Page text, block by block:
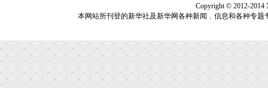
Copyright © 2012-2014
本网站所刊登的新华社及新华网各种新闻﹑信息和各种专